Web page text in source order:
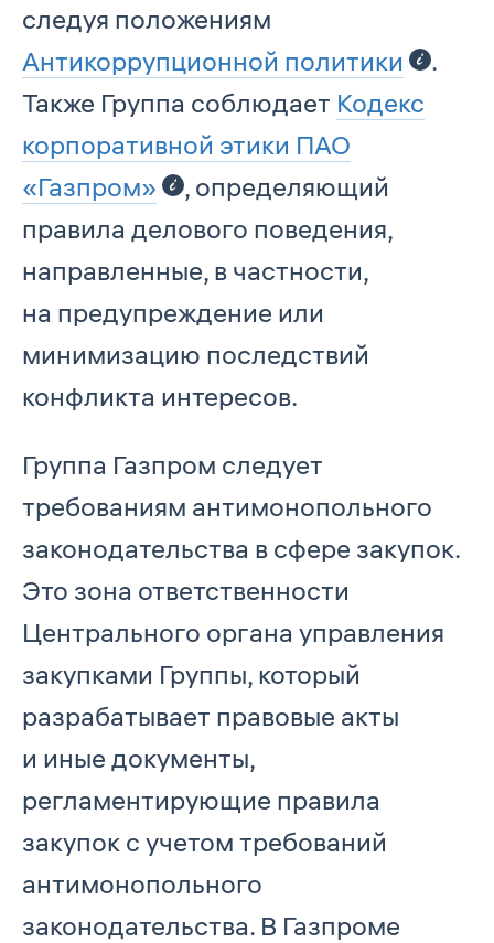
следуя положениям
Антикоррупционной политики
.
Также Группа соблюдает Кодекс
корпоративной этики ПAO
«Газпром»
, определяющий
правила делового поведения,
направленные, в частности,
на предупреждение или
минимизацию последствий
конфликта интересов.
Группа Газпром следует
требованиям антимонопольного
законодательства в сфере закупок.
Это зона ответственности
Центрального органа управления
закупками Группы, который
разрабатывает правовые акты
и иные документы,
регламентирующие правила
закупок с учетом требований
антимонопольного
законодательства. В Газпроме